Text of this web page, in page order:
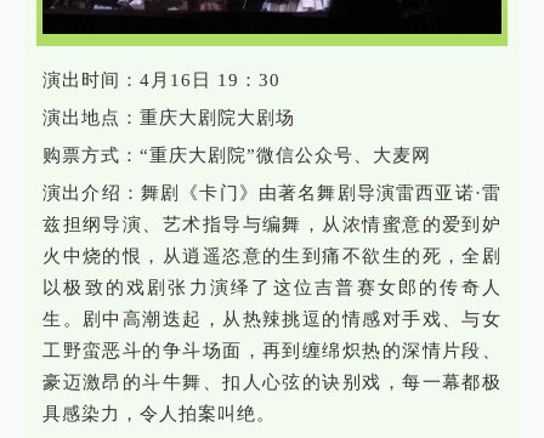
演出时间：4月16日 19：30
演出地点：重庆大剧院大剧场
购票方式：“重庆大剧院”微信公众号、大麦网
演出介绍：舞剧《卡门》由著名舞剧导演雷西亚诺·雷
兹担纲导演、艺术指导与编舞，从浓情蜜意的爱到妒
火中烧的恨，从逍遥恣意的生到痛不欲生的死，全剧
以极致的戏剧张力演绎了这位吉普赛女郎的传奇人
生。剧中高潮迭起，从热辣挑逗的情感对手戏、与女
工野蛮恶斗的争斗场面，再到缠绵炽热的深情片段、
豪迈激昂的斗牛舞、扣人心弦的诀别戏，每一幕都极
具感染力，令人拍案叫绝。